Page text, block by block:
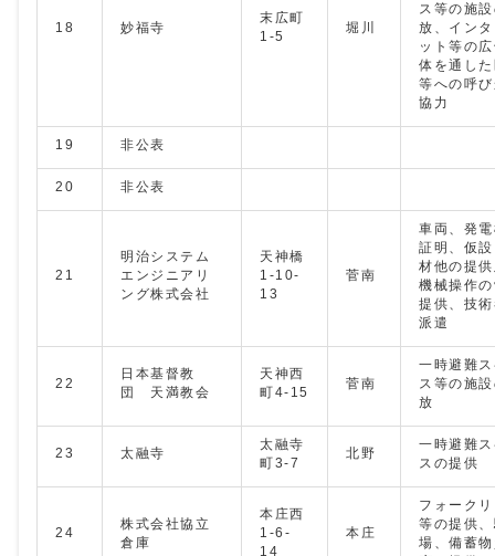
18 妙福寺
末広町
1-5
堀川
ス等の施
放、イン
ット等の
体を通し
等への呼
協力
19 非公表
20 非公表
21
明治システム
エンジニアリ
ング株式会社
天神橋
1-10-
13
菅南
車両、発
証明、仮
材他の提
機械操作
提供、技
派遣
22
日本基督教
団 天満教会
天神西
町4-15
菅南
一時避難
ス等の施
放
23 太融寺
太融寺
町3-7
北野
一時避難
スの提供
24
株式会社協立
倉庫
本庄西
1-6-
14
本庄
フォーク
等の提供
場、備蓄